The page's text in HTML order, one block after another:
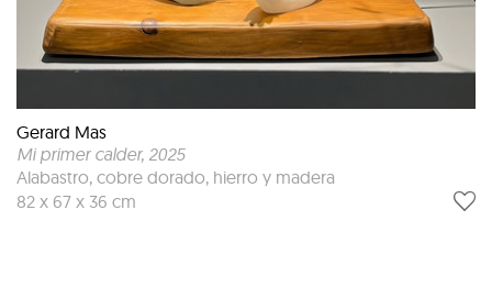
Gerard Mas
Mi primer calder, 2025
Alabastro, cobre dorado, hierro y madera
82 x 67 x 36 cm